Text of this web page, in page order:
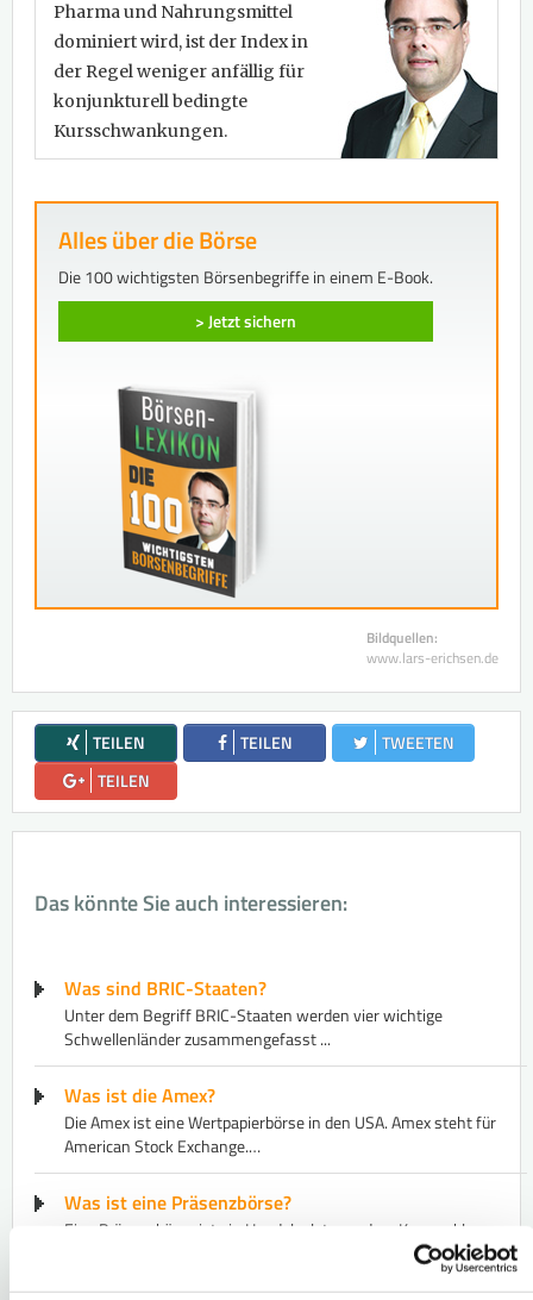
Pharma und Nahrungsmittel
dominiert wird, ist der Index in
der Regel weniger anfällig für
konjunkturell bedingte
Kursschwankungen.
Alles über die Börse
Die 100 wichtigsten Börsenbegriffe in einem E-Book.
> Jetzt sichern
Bildquellen:
www.lars-erichsen.de
TEILEN TEILEN
TWEETEN
TEILEN
Das könnte Sie auch interessieren:
Was sind BRIC-Staaten?
Unter dem Begriff BRIC-Staaten werden vier wichtige
Schwellenländer zusammengefasst ...
Was ist die Amex?
Die Amex ist eine Wertpapierbörse in den USA. Amex steht für
American Stock Exchange.…
Was ist eine Präsenzbörse?
Eine Präsenzbörse ist ein Handelsplatz, an dem Kursmakler vor